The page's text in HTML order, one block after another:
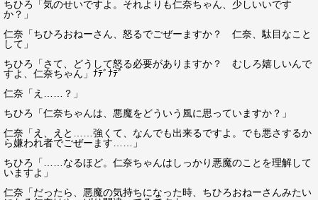
ちひろ「気のせいですよ。それよりも仁奈ちゃん、少しいいです
か？」
仁奈「ちひろおねーさん、怒るでごぜーますか？ 仁奈、駄目なこと
して」
ちひろ「さて、どうして怒る必要がありますか？ むしろ嬉しいんで
すよ、仁奈ちゃん」ﾅﾃﾞﾅﾃﾞ
仁奈「え……？」
ちひろ「仁奈ちゃんは、悪魔をどういう風に思っていますか？」
仁奈「え、えと……強くて、なんでも出来るですよ。でも悪さするか
ら嫌われ者でごぜーます……」
ちひろ「……なるほど。仁奈ちゃんはしっかり悪魔のことを理解して
いますよ」
仁奈「だったら、悪魔の気持ちになった時、ちひろおねーさんみたい